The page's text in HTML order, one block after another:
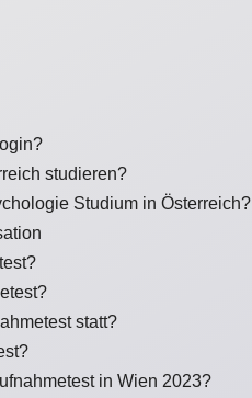
studieren?
Studium in Österreich?
statt?
in Wien 2023?